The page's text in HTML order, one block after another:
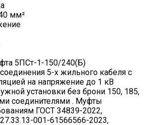
мм²
5ПСт-1-150/240(Б)
5-х жильного кабеля с
на напряжение до 1 кВ
установки без брони 150, 185,
соединителями . Муфты
ГОСТ 34839-2022,
001-61566566-2023,